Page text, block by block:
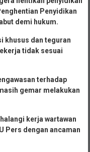
Penyidikan
demi hukum.
khusus dan teguran
tidak sesuai
terhadap
gemar melakukan
kerja wartawan
Pers dengan ancaman